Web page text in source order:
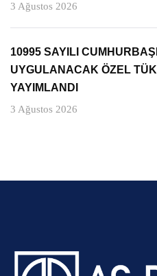
3 Ağustos 2026
10995 SAYILI
UYGULANACAK ÖZEL
YAYIMLANDI
3 Ağustos 2026